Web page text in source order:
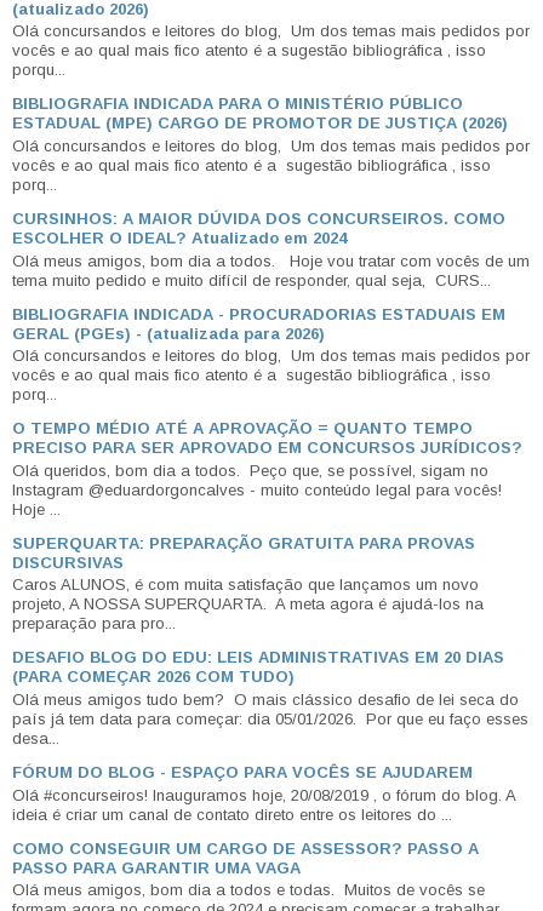
(atualizado 2026)
Olá concursandos e leitores do blog, Um dos temas mais pedidos por
vocês e ao qual mais fico atento é a sugestão bibliográfica , isso
porqu...
BIBLIOGRAFIA INDICADA PARA O MINISTÉRIO PÚBLICO
ESTADUAL (MPE) CARGO DE PROMOTOR DE JUSTIÇA (2026)
Olá concursandos e leitores do blog, Um dos temas mais pedidos por
vocês e ao qual mais fico atento é a sugestão bibliográfica , isso
porq...
CURSINHOS: A MAIOR DÚVIDA DOS CONCURSEIROS. COMO
ESCOLHER O IDEAL? Atualizado em 2024
Olá meus amigos, bom dia a todos. Hoje vou tratar com vocês de um
tema muito pedido e muito difícil de responder, qual seja, CURS...
BIBLIOGRAFIA INDICADA - PROCURADORIAS ESTADUAIS EM
GERAL (PGEs) - (atualizada para 2026)
Olá concursandos e leitores do blog, Um dos temas mais pedidos por
vocês e ao qual mais fico atento é a sugestão bibliográfica , isso
porq...
O TEMPO MÉDIO ATÉ A APROVAÇÃO = QUANTO TEMPO
PRECISO PARA SER APROVADO EM CONCURSOS JURÍDICOS?
Olá queridos, bom dia a todos. Peço que, se possível, sigam no
Instagram @eduardorgoncalves - muito conteúdo legal para vocês!
Hoje ...
SUPERQUARTA: PREPARAÇÃO GRATUITA PARA PROVAS
DISCURSIVAS
Caros ALUNOS, é com muita satisfação que lançamos um novo
projeto, A NOSSA SUPERQUARTA. A meta agora é ajudá-los na
preparação para pro...
DESAFIO BLOG DO EDU: LEIS ADMINISTRATIVAS EM 20 DIAS
(PARA COMEÇAR 2026 COM TUDO)
Olá meus amigos tudo bem? O mais clássico desafio de lei seca do
país já tem data para começar: dia 05/01/2026. Por que eu faço esses
desa...
FÓRUM DO BLOG - ESPAÇO PARA VOCÊS SE AJUDAREM
Olá #concurseiros! Inauguramos hoje, 20/08/2019 , o fórum do blog. A
ideia é criar um canal de contato direto entre os leitores do ...
COMO CONSEGUIR UM CARGO DE ASSESSOR? PASSO A
PASSO PARA GARANTIR UMA VAGA
Olá meus amigos, bom dia a todos e todas. Muitos de vocês se